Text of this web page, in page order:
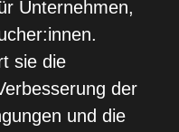
Unternehmen,
sie die
der
und die